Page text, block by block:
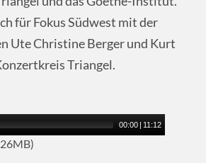
für Fokus Südwest mit der
Ute Christine Berger und Kurt
Triangel.
00:00 | 11:12